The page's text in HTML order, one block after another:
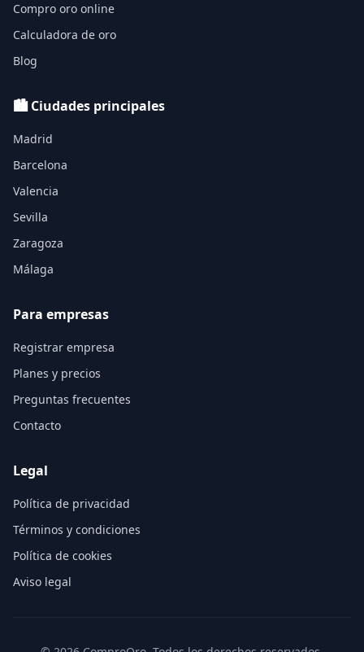
Compro oro online
Calculadora de oro
Blog
🏙️ Ciudades principales
Madrid
Barcelona
Valencia
Sevilla
Zaragoza
Málaga
Para empresas
Registrar empresa
Planes y precios
Preguntas frecuentes
Contacto
Legal
Política de privacidad
Términos y condiciones
Política de cookies
Aviso legal